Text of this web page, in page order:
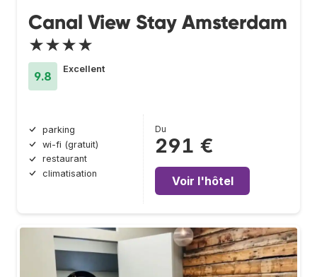
Canal View Stay Amsterdam
★★★★
9.8
Excellent
parking
wi-fi (gratuit)
restaurant
climatisation
Du
291 €
Voir l'hôtel